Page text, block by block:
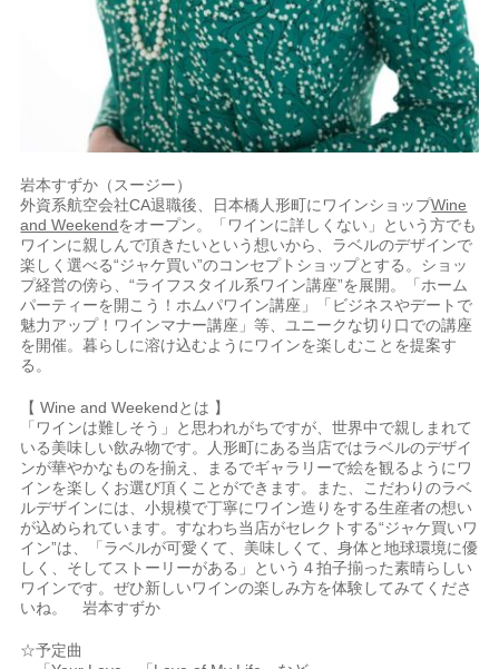
岩本すずか（スージー）
外資系航空会社CA退職後、日本橋人形町にワインショップWine
and Weekendをオープン。「ワインに詳しくない」という方でも
ワインに親しんで頂きたいという想いから、ラベルのデザインで
楽しく選べる“ジャケ買い”のコンセプトショップとする。ショッ
プ経営の傍ら、“ライフスタイル系ワイン講座”を展開。「ホーム
パーティーを開こう！ホムパワイン講座」「ビジネスやデートで
魅力アップ！ワインマナー講座」等、ユニークな切り口での講座
を開催。暮らしに溶け込むようにワインを楽しむことを提案す
る。
【 Wine and Weekendとは 】
「ワインは難しそう」と思われがちですが、世界中で親しまれて
いる美味しい飲み物です。人形町にある当店ではラベルのデザイ
ンが華やかなものを揃え、まるでギャラリーで絵を観るようにワ
インを楽しくお選び頂くことができます。また、こだわりのラベ
ルデザインには、小規模で丁寧にワイン造りをする生産者の想い
が込められています。すなわち当店がセレクトする“ジャケ買いワ
イン”は、「ラベルが可愛くて、美味しくて、身体と地球環境に優
しく、そしてストーリーがある」という４拍子揃った素晴らしい
ワインです。ぜひ新しいワインの楽しみ方を体験してみてくださ
いね。 岩本すずか
☆予定曲